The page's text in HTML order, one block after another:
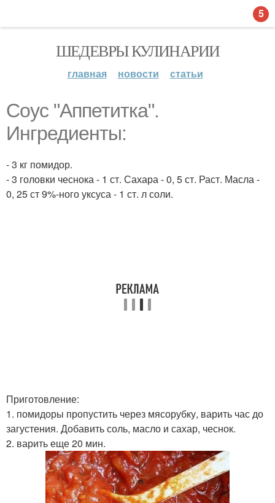
ШЕДЕВРЫ КУЛИНАРИИ
главная новости статьи
Соус "Аппетитка".
Ингредиенты:
- 3 кг помидор.
- 3 головки чеснока - 1 ст. Сахара - 0, 5 ст. Раст. Масла -
0, 25 ст 9%-ного уксуса - 1 ст. л соли.
Приготовление:
1. помидоры пропустить через мясорубку, варить час до
загустения. Добавить соль, масло и сахар, чеснок.
2. варить еще 20 мин.
5